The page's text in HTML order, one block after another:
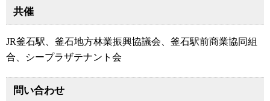
共催
JR釜石駅、釜石地方林業振興協議会、釜石駅前商業協同組
合、シープラザテナント会
問い合わせ